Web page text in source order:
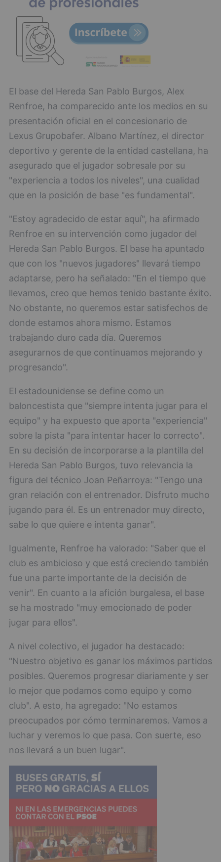
El base del Hereda San Pablo Burgos, Alex
Renfroe, ha comparecido ante los medios en su
presentación oficial en el concesionario de
Lexus Grupobafer. Albano Martínez, el director
deportivo y gerente de la entidad castellana, ha
asegurado que el jugador sobresale por su
"experiencia a todos los niveles", una cualidad
que en la posición de base "es fundamental".
"Estoy agradecido de estar aquí", ha afirmado
Renfroe en su intervención como jugador del
Hereda San Pablo Burgos. El base ha apuntado
que con los "nuevos jugadores" llevará tiempo
adaptarse, pero ha señalado: "En el tiempo que
llevamos, creo que hemos tenido bastante éxito.
No obstante, no queremos estar satisfechos de
donde estamos ahora mismo. Estamos
trabajando duro cada día. Queremos
asegurarnos de que continuamos mejorando y
progresando".
El estadounidense se define como un
baloncestista que "siempre intenta jugar para el
equipo" y ha expuesto que aporta "experiencia"
sobre la pista "para intentar hacer lo correcto".
En su decisión de incorporarse a la plantilla del
Hereda San Pablo Burgos, tuvo relevancia la
figura del técnico Joan Peñarroya: "Tengo una
gran relación con el entrenador. Disfruto mucho
jugando para él. Es un entrenador muy directo,
sabe lo que quiere e intenta ganar".
Igualmente, Renfroe ha valorado: "Saber que el
club es ambicioso y que está creciendo también
fue una parte importante de la decisión de
venir". En cuanto a la afición burgalesa, el base
se ha mostrado "muy emocionado de poder
jugar para ellos".
A nivel colectivo, el jugador ha destacado:
"Nuestro objetivo es ganar los máximos partidos
posibles. Queremos progresar diariamente y ser
lo mejor que podamos como equipo y como
club". A esto, ha agregado: "No estamos
preocupados por cómo terminaremos. Vamos a
luchar y veremos lo que pasa. Con suerte, eso
nos llevará a un buen lugar".